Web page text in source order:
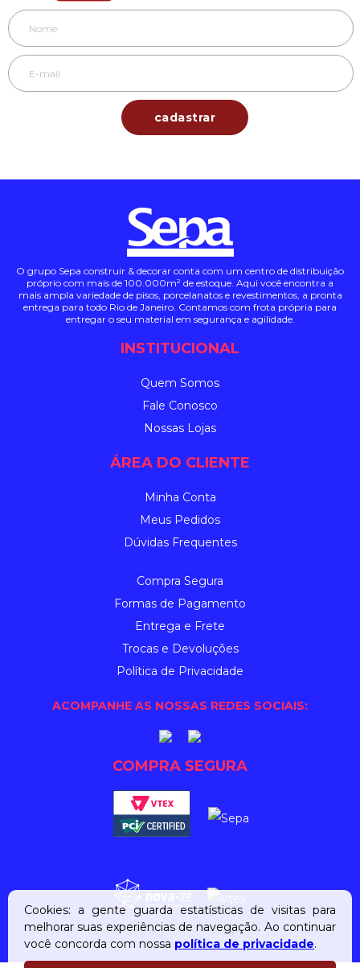
O grupo Sepa construir & decorar conta com um centro de distribuição
próprio com mais de 100.000m² de estoque. Aqui você encontra a
mais ampla variedade de pisos, porcelanatos e revestimentos, a pronta
entrega para todo Rio de Janeiro. Contamos com frota própria para
entregar o seu material em segurança e agilidade.
INSTITUCIONAL
Quem Somos
Fale Conosco
Nossas Lojas
ÁREA DO CLIENTE
Minha Conta
Meus Pedidos
Dúvidas Frequentes
Compra Segura
Formas de Pagamento
Entrega e Frete
Trocas e Devoluções
Política de Privacidade
ACOMPANHE AS NOSSAS REDES SOCIAIS:
COMPRA SEGURA
Cookies: a gente guarda estatísticas de visitas para
melhorar suas experiências de navegação. Ao continuar
você concorda com nossa política de privacidade.